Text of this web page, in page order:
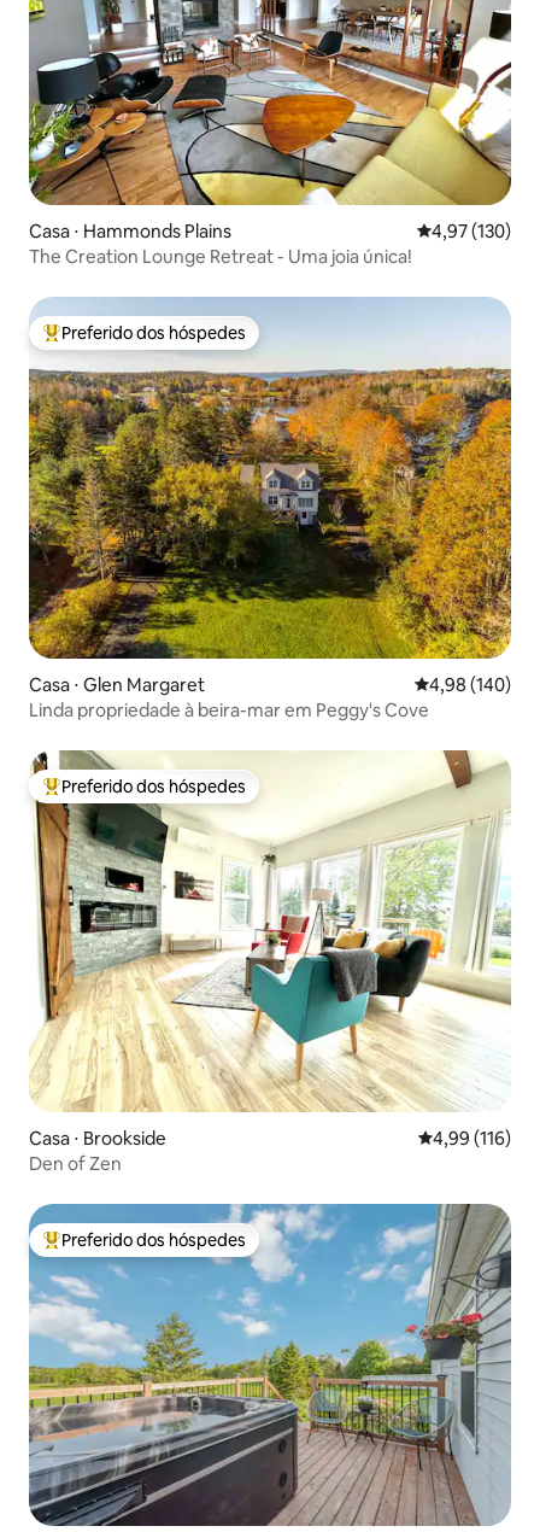
Casa ⋅ Hammonds Plains 4,97 de uma
4,97 (130)
The Creation Lounge Retreat - Uma joia única!
Entre os melhores preferidos dos hóspedes
Preferido dos hóspedes
Casa ⋅ Glen Margaret 4,98 de uma
4,98 (140)
Linda propriedade à beira-mar em Peggy's Cove
Entre os melhores preferidos dos hóspedes
Preferido dos hóspedes
Casa ⋅ Brookside 4,99 de uma
4,99 (116)
Den of Zen
Entre os melhores preferidos dos hóspedes
Preferido dos hóspedes